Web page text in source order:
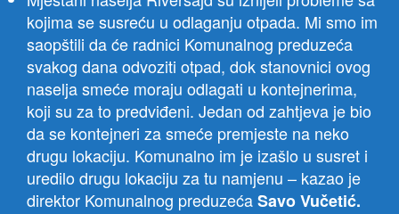
kojima se susreću u odlaganju otpada. Mi smo im
saopštili da će radnici Komunalnog preduzeća
svakog dana odvoziti otpad, dok stanovnici ovog
naselja smeće moraju odlagati u kontejnerima,
koji su za to predviđeni. Jedan od zahtjeva je bio
da se kontejneri za smeće premjeste na neko
drugu lokaciju. Komunalno im je izašlo u susret i
uredilo drugu lokaciju za tu namjenu – kazao je
direktor Komunalnog preduzećaSavo Vučetić.